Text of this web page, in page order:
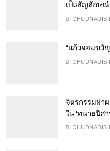
เป็นสัญลักษณ์
CHUDNADIS
“แก้วจอมขวั
CHUDNADIS
จิตรกรรมฝา
ใน ‘ทนายปีศา
CHUDNADIS